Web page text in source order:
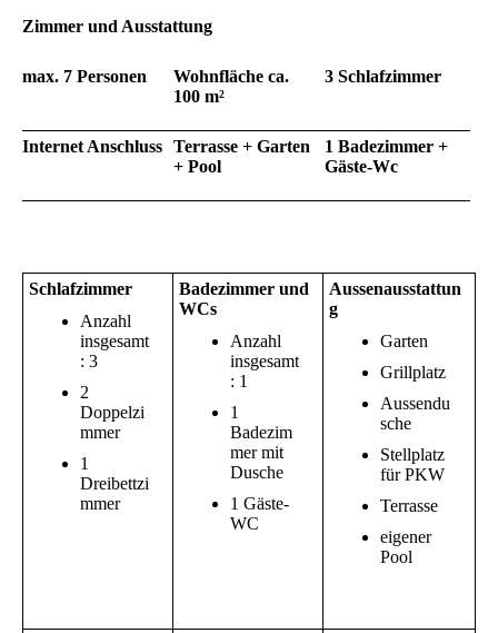
Zimmer und Ausstattung
max. 7 Personen
Wohnfläche ca.
100 m²
3 Schlafzimmer
Internet Anschluss Terrasse + Garten
+ Pool
1 Badezimmer +
Gäste-Wc
Schlafzimmer
Anzahl
insgesamt
: 3
2
Doppelzi
mmer
1
Dreibettzi
mmer
Badezimmer und
WCs
Anzahl
insgesamt
: 1
1
Badezim
mer mit
Dusche
1 Gäste-
WC
Aussenausstattun
g
Garten
Grillplatz
Aussendu
sche
Stellplatz
für PKW
Terrasse
eigener
Pool